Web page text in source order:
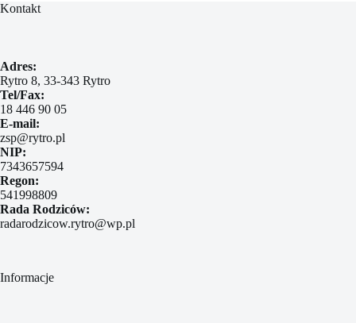
Kontakt
Adres:
Rytro 8, 33-343 Rytro
Tel/Fax:
18 446 90 05
E-mail:
zsp@rytro.pl
NIP:
7343657594
Regon:
541998809
Rada Rodziców:
radarodzicow.rytro@wp.pl
Informacje